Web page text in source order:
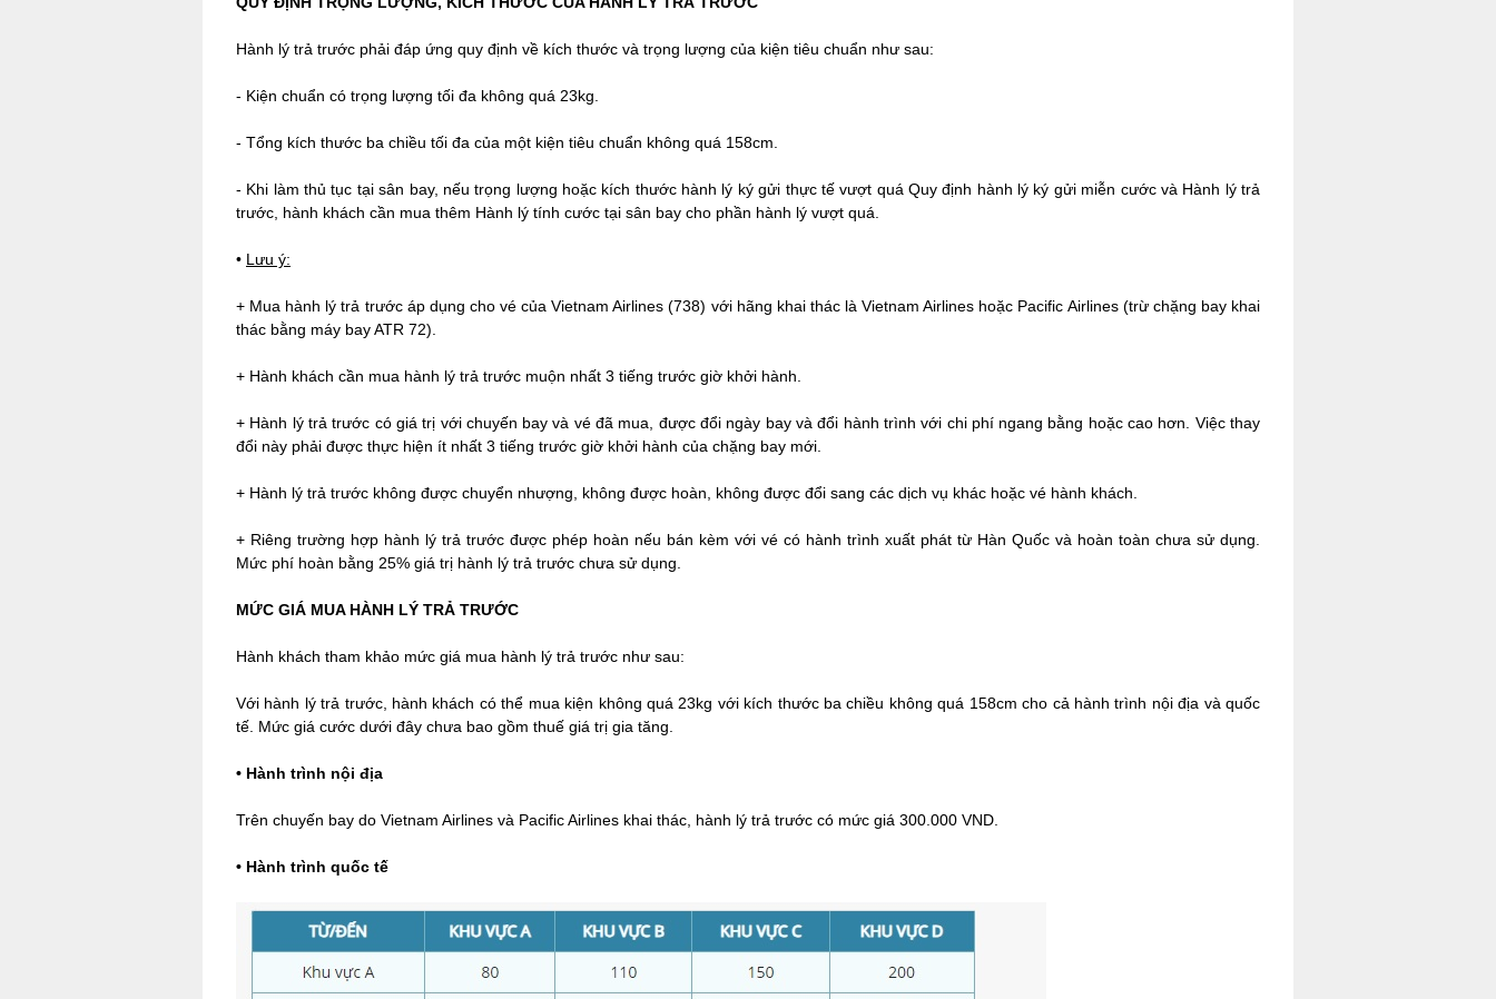
Hành lý trả trước phải đáp ứng quy định về kích thước và trọng lượng của kiện tiêu chuẩn như sau:
- Kiện chuẩn có trọng lượng tối đa không quá 23kg.
- Tổng kích thước ba chiều tối đa của một kiện tiêu chuẩn không quá 158cm.
- Khi làm thủ tục tại sân bay, nếu trọng lượng hoặc kích thước hành lý ký gửi thực tế vượt quá Quy định hành lý ký gửi miễn cước và Hành lý trả
trước, hành khách cần mua thêm Hành lý tính cước tại sân bay cho phần hành lý vượt quá.
• Lưu ý:
+ Mua hành lý trả trước áp dụng cho vé của Vietnam Airlines (738) với hãng khai thác là Vietnam Airlines hoặc Pacific Airlines (trừ chặng bay khai
thác bằng máy bay ATR 72).
+ Hành khách cần mua hành lý trả trước muộn nhất 3 tiếng trước giờ khởi hành.
+ Hành lý trả trước có giá trị với chuyến bay và vé đã mua, được đổi ngày bay và đổi hành trình với chi phí ngang bằng hoặc cao hơn. Việc thay
đổi này phải được thực hiện ít nhất 3 tiếng trước giờ khởi hành của chặng bay mới.
+ Hành lý trả trước không được chuyển nhượng, không được hoàn, không được đổi sang các dịch vụ khác hoặc vé hành khách.
+ Riêng trường hợp hành lý trả trước được phép hoàn nếu bán kèm với vé có hành trình xuất phát từ Hàn Quốc và hoàn toàn chưa sử dụng.
Mức phí hoàn bằng 25% giá trị hành lý trả trước chưa sử dụng.
MỨC GIÁ MUA HÀNH LÝ TRẢ TRƯỚC
Hành khách tham khảo mức giá mua hành lý trả trước như sau:
Với hành lý trả trước, hành khách có thể mua kiện không quá 23kg với kích thước ba chiều không quá 158cm cho cả hành trình nội địa và quốc
tế. Mức giá cước dưới đây chưa bao gồm thuế giá trị gia tăng.
• Hành trình nội địa
Trên chuyến bay do Vietnam Airlines và Pacific Airlines khai thác, hành lý trả trước có mức giá 300.000 VND.
• Hành trình quốc tế